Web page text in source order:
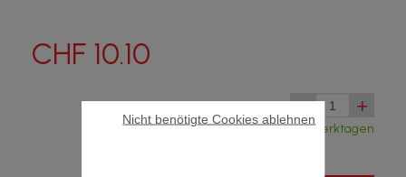
CHF 10.10
- +
Verfügbar, Lieferung aus Frankreich in 5 Werktagen
Nicht benötigte Cookies ablehnen